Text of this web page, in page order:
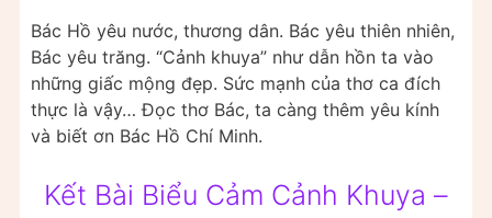
Bác Hồ yêu nước, thương dân. Bác yêu thiên nhiên,
Bác yêu trăng. “Cảnh khuya” như dẫn hồn ta vào
những giấc mộng đẹp. Sức mạnh của thơ ca đích
thực là vậy… Đọc thơ Bác, ta càng thêm yêu kính
và biết ơn Bác Hồ Chí Minh.
Kết Bài Biểu Cảm Cảnh Khuya –